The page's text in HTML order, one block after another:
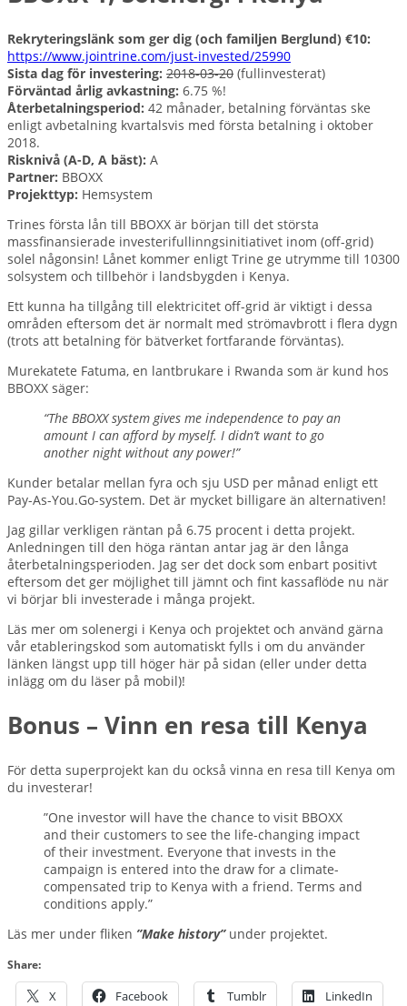
Rekryteringslänk som ger dig (och familjen Berglund) €10:
https://www.jointrine.com/just-invested/25990
Sista dag för investering: 2018-03-20 (fullinvesterat)
Förväntad årlig avkastning: 6.75 %!
Återbetalningsperiod: 42 månader, betalning förväntas ske
enligt avbetalning kvartalsvis med första betalning i oktober
2018.
Risknivå (A-D, A bäst): A
Partner: BBOXX
Projekttyp: Hemsystem
Trines första lån till BBOXX är början till det största
massfinansierade investerifullinngsinitiativet inom (off-grid)
solel någonsin! Lånet kommer enligt Trine ge utrymme till 10300
solsystem och tillbehör i landsbygden i Kenya.
Ett kunna ha tillgång till elektricitet off-grid är viktigt i dessa
områden eftersom det är normalt med strömavbrott i flera dygn
(trots att betalning för bätverket fortfarande förväntas).
Murekatete Fatuma, en lantbrukare i Rwanda som är kund hos
BBOXX säger:
“The BBOXX system gives me independence to pay an
amount I can afford by myself. I didn’t want to go
another night without any power!”
Kunder betalar mellan fyra och sju USD per månad enligt ett
Pay-As-You.Go-system. Det är mycket billigare än alternativen!
Jag gillar verkligen räntan på 6.75 procent i detta projekt.
Anledningen till den höga räntan antar jag är den långa
återbetalningsperioden. Jag ser det dock som enbart positivt
eftersom det ger möjlighet till jämnt och fint kassaflöde nu när
vi börjar bli investerade i många projekt.
Läs mer om solenergi i Kenya och projektet och använd gärna
vår etableringskod som automatiskt fylls i om du använder
länken längst upp till höger här på sidan (eller under detta
inlägg om du läser på mobil)!
Bonus – Vinn en resa till Kenya
För detta superprojekt kan du också vinna en resa till Kenya om
du investerar!
”One investor will have the chance to visit BBOXX
and their customers to see the life-changing impact
of their investment. Everyone that invests in the
campaign is entered into the draw for a climate-
compensated trip to Kenya with a friend. Terms and
conditions apply.”
Läs mer under fliken ”Make history”under projektet.
Share:
X Facebook Tumblr LinkedIn